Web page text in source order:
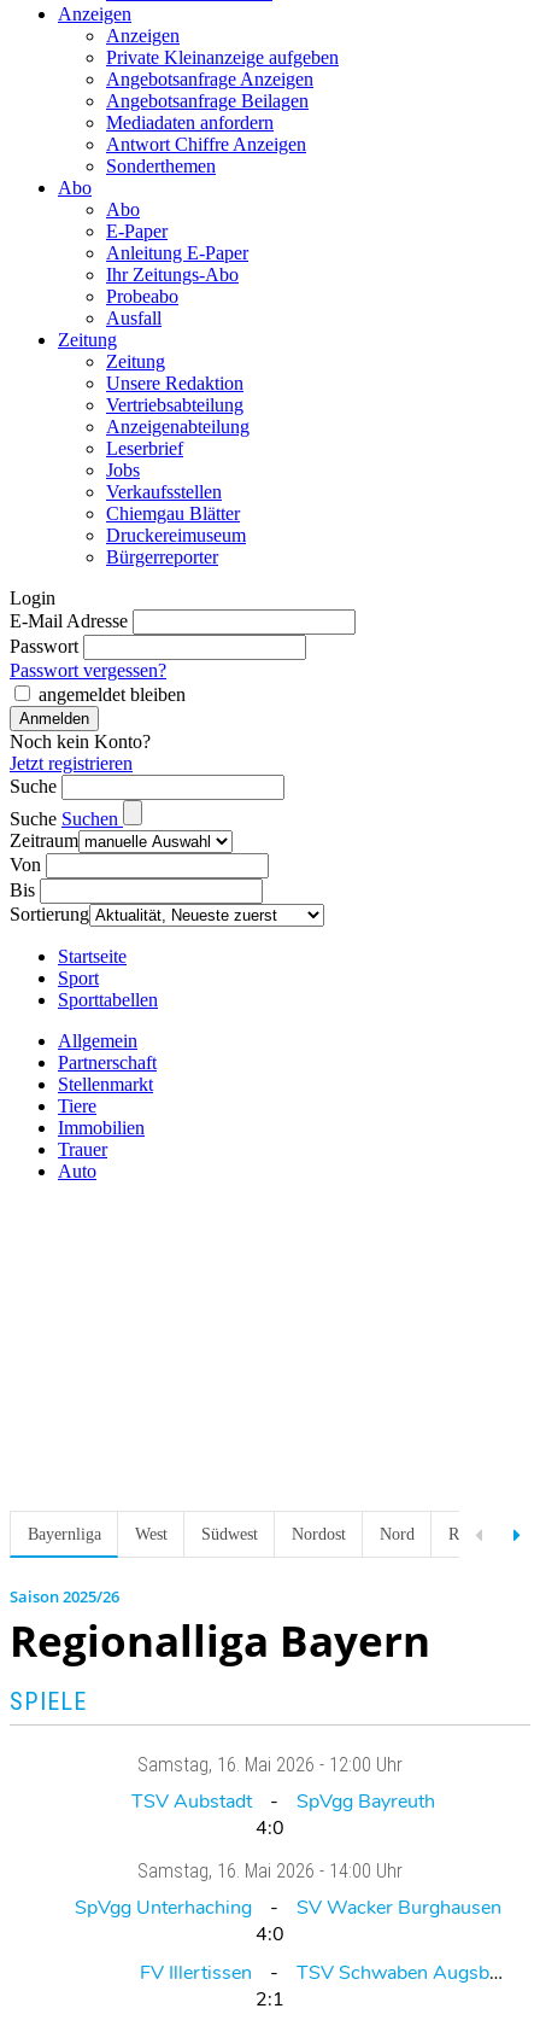
Anzeigen
Anzeigen
Private Kleinanzeige aufgeben
Angebotsanfrage Anzeigen
Angebotsanfrage Beilagen
Mediadaten anfordern
Antwort Chiffre Anzeigen
Sonderthemen
Abo
Abo
E-Paper
Anleitung E-Paper
Ihr Zeitungs-Abo
Probeabo
Ausfall
Zeitung
Zeitung
Unsere Redaktion
Vertriebsabteilung
Anzeigenabteilung
Leserbrief
Jobs
Verkaufsstellen
Chiemgau Blätter
Druckereimuseum
Bürgerreporter
Login
E-Mail Adresse
Passwort
Passwort vergessen?
angemeldet bleiben
Noch kein Konto?
Jetzt registrieren
Suche
Suche Suchen
Zeitraum
Von
Bis
Sortierung
Startseite
Sport
Sporttabellen
Allgemein
Partnerschaft
Stellenmarkt
Tiere
Immobilien
Trauer
Auto
Bayernliga West Südwest Nordost Nord Regionalliga
2025/26
Regionalliga Bayern
SPIELE
Samstag, 16. Mai 2026 - 12:00 Uhr
TSV Aubstadt
SpVgg Bayreuth
4:0
Samstag, 16. Mai 2026 - 14:00 Uhr
SpVgg Unterhaching
SV Wacker Burghausen
4:0
FV Illertissen
TSV Schwaben Augsburg
2:1